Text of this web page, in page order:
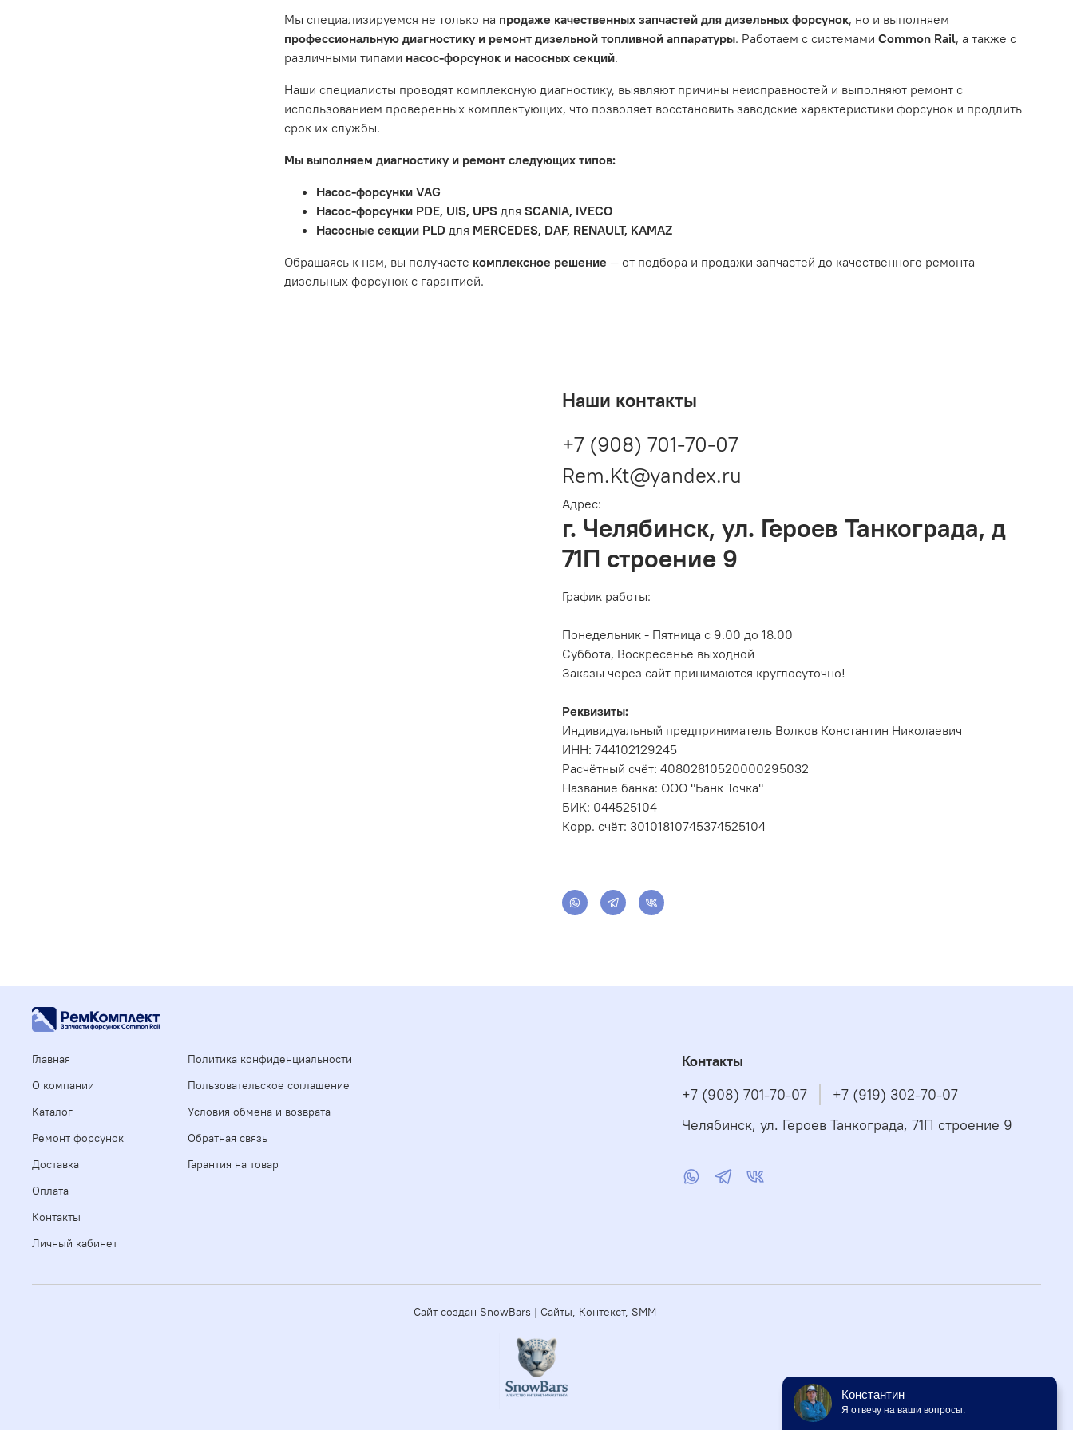
Гарантия не распространяется на следующие случаи:
Истек гарантийный срок.
Товар является расходным материалом, который подвержен естественному износу. Это включает тормозные колодки,
диски сцепления, свечи зажигания и т.д.
Неисправности вызваны ДТП, неправильной установкой или чрезмерным износом.
Мы специализируемся не только на продаже качественных запчастей для дизельных форсунок, но и выполняем
профессиональную диагностику и ремонт дизельной топливной аппаратуры. Работаем с системами Common Rail, а также с
различными типами насос-форсунок и насосных секций.
Наши специалисты проводят комплексную диагностику, выявляют причины неисправностей и выполняют ремонт с
использованием проверенных комплектующих, что позволяет восстановить заводские характеристики форсунок и продлить
срок их службы.
Мы выполняем диагностику и ремонт следующих типов:
Насос-форсунки VAG
Насос-форсунки PDE, UIS, UPS для SCANIA, IVECO
Насосные секции PLDдля MERCEDES, DAF, RENAULT, KAMAZ
Обращаясь к нам, вы получаете комплексное решение — от подбора и продажи запчастей до качественного ремонта
дизельных форсунок с гарантией.
Наши контакты
+7 (908) 701-70-07
Rem.Kt@yandex.ru
Адрес:
г. Челябинск, ул. Героев Танкограда, д
71П строение 9
График работы:
Понедельник - Пятница с 9.00 до 18.00
Суббота, Воскресенье выходной
Заказы через сайт принимаются круглосуточно!
Реквизиты:
Индивидуальный предприниматель Волков Константин Николаевич
ИНН: 744102129245
Расчётный счёт: 40802810520000295032
Название банка: ООО "Банк Точка"
БИК: 044525104
Корр. счёт: 30101810745374525104
Главная
О компании
Каталог
Ремонт форсунок
Доставка
Оплата
Контакты
Личный кабинет
Политика конфиденциальности
Пользовательское соглашение
Условия обмена и возврата
Обратная связь
Гарантия на товар
Контакты
+7 (908) 701-70-07
+7 (919) 302-70-07
Челябинск, ул. Героев Танкограда, 71П строение 9
Сайт создан SnowBars | Сайты, Контекст, SMM
Константин
Я отвечу на ваши вопросы.